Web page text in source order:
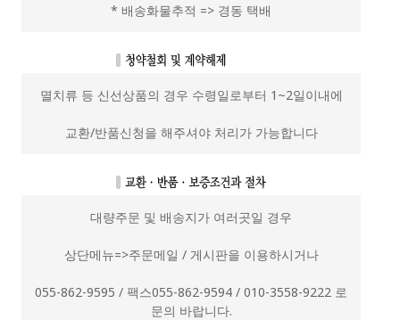
* 배송화물추적 => 경동 택배
멸치류 등 신선상품의 경우 수령일로부터 1~2일이내에
교환/반품신청을 해주셔야 처리가 가능합니다
대량주문 및 배송지가 여러곳일 경우
상단메뉴=>주문메일 / 게시판을 이용하시거나
055-862-9595 / 팩스055-862-9594 / 010-3558-9222 로
문의 바랍니다.